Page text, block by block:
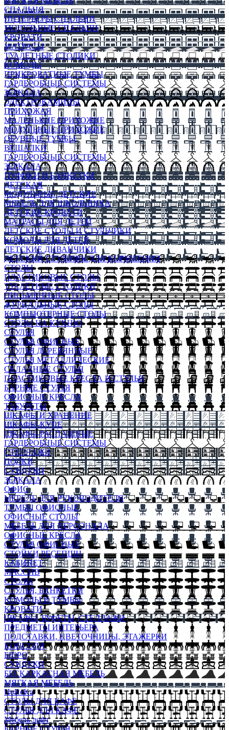
СПАЛЬНЯ
ИНТЕРЬЕРЫ СПАЛЬНИ
МОДУЛЬНЫЕ СПАЛЬНИ
КРОВАТИ
МАТРАСЫ
ТУАЛЕТНЫЕ СТОЛИКИ
КОМОДЫ
ПРИКРОВАТНЫЕ ТУМБЫ
ГАРДЕРОБНЫЕ СИСТЕМЫ
ЗЕРКАЛА
ЭЛЕКТРОКАМИНЫ
ПРИХОЖАЯ
МАЛЕНЬКИЕ ПРИХОЖИЕ
МОДУЛЬНЫЕ ПРИХОЖИЕ
ОБУВНЫЕ ТУМБЫ
ВЕШАЛКИ
ГАРДЕРОБНЫЕ СИСТЕМЫ
ЗЕРКАЛА
ПУФИКИ И БАНКЕТКИ
ДЕТСКАЯ
МОДУЛЬНЫЕ ДЕТСКИЕ
МЕБЕЛЬ ДЛЯ ШКОЛЬНИКА
ДЕТСКИЕ КРОВАТИ
МАТРАСЫ ДЛЯ ДЕТЕЙ
ДЕТСКИЕ СТОЛЫ И СТУЛЬЧИКИ
КОМОДЫ ДЛЯ ДЕТЕЙ
ДЕТСКИЕ ДИВАНЧИКИ
ДЕТСКИЙ СТУЛЬЧИК ДЛЯ КОРМЛЕНИЯ
СТОЛЫ
ПЛАСТИКОВЫЕ СТОЛЫ
ТУАЛЕТНЫЕ СТОЛИКИ
ПИСЬМЕННЫЕ СТОЛЫ
ЖУРНАЛЬНЫЕ СТОЛЫ
КОМПЬЮТЕРНЫЕ СТОЛЫ
СТОЛЫ НА КУХНЮ
СТУЛЬЯ
СТУЛЬЯ ОФИСНЫЕ
СТУЛЬЯ ДЕРЕВЯННЫЕ
СТУЛЬЯ МЕТАЛЛИЧЕСКИЕ
СКЛАДНЫЕ СТУЛЬЯ
ПЛАСТИКОВЫЕ КРЕСЛА И СТУЛЬЯ
БАРНЫЕ СТУЛЬЯ
ОФИСНЫЕ КРЕСЛА
ТАБУРЕТЫ
ШКАФЫ И ХРАНЕНИЕ
ШКАФЫ-КУПЕ
ШКАФЫ-РАСПАШНЫЕ
ГАРДЕРОБНЫЕ СИСТЕМЫ
СТЕЛЛАЖИ
ПОЛКИ
СУНДУКИ
ЗЕРКАЛА
ОФИС
МЕБЕЛЬ ДЛЯ РУКОВОДИТЕЛЯ
ТУМБЫ ОФИСНЫЕ
ОФИСНЫЕ СТОЛЫ
МЕБЕЛЬ ДЛЯ ПЕРСОНАЛА
ОФИСНЫЕ КРЕСЛА
СТУЛЬЯ ОФИСНЫЕ
СТОЙКИ РЕСЕПШН
КАБИНЕТ
МАССИВ
СТОЛЫ
СТУЛЬЯ, БАНКЕТКИ
КОМОДЫ И ТУМБЫ
КРОВАТИ
ШКАФЫ, БУФЕТЫ, СТЕЛЛАЖИ
ПРЕДМЕТЫ ИНТЕРЬЕРА
ПОДСТАВКИ, ЦВЕТОЧНИЦЫ, ЭТАЖЕРКИ
КОНСОЛИ
БЮРО
СУНДУКИ
БЕСКАРКАСНАЯ МЕБЕЛЬ
МЯГКАЯ МЕБЕЛЬ
HoReKa
СТОЛЫ ДЛЯ КАФЕ
СТУЛЬЯ ДЛЯ КАФЕ
Мебель лофт